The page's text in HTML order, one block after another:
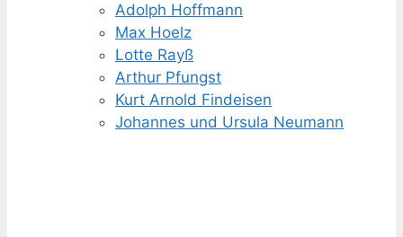
Adolph Hoffmann
Max Hoelz
Lotte Rayß
Arthur Pfungst
Kurt Arnold Findeisen
Johannes und Ursula Neumann